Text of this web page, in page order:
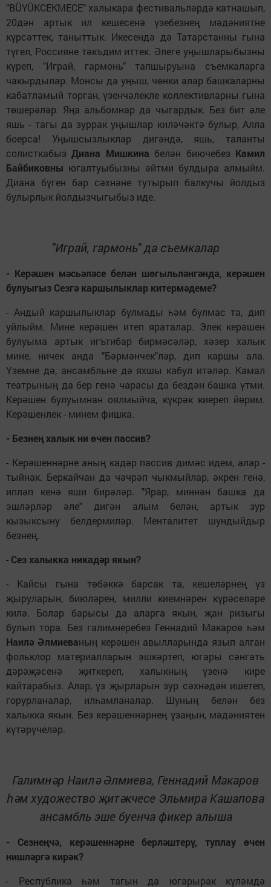
"BÜYÜKСEKMECE" халыкара фестивальләрдә катнашып,
20дән артык ил кешесенә үзебезнең мәдәниятне
күрсәттек, таныттык. Икесендә дә Татарстанны гына
түгел, Россияне тәкъдим иттек. Әлеге уңышларыбызны
күреп, "Играй, гармонь" тапшыруына съемкаларга
чакырдылар. Монсы да уңыш, чөнки алар башкаларны
кабатламый торган, үзенчәлекле коллективларны гына
төшерәләр. Яңа альбомнар да чыгардык. Без бит әле
яшь - тагы да зуррак уңышлар киләчәктә булыр, Алла
боерса! Уңышсызлыклар дигәндә, яшь, таланты
солисткабызДиана Мишкина белән биючебез Камил
Байбиковны югалтуыбызны әйтми булдыра алмыйм.
Диана бүген бар сәхнәне тутырып балкучы йолдыз
булырлык йолдызчыгыбыз иде.
"Играй, гармонь" да съемкалар
- Керәшен мәсьәләсе белән шөгыльләнгәндә, керәшен
булуыгыз Сезгә каршылыклар китермәдеме?
- Андый каршылыклар булмады һәм булмас та, дип
уйлыйм. Мине керәшен итеп яраталар. Элек керәшен
булуыма артык игътибар бирмәсәләр, хәзер халык
мине, ничек анда "Бәрмәнчек"ләр, дип каршы ала.
Үземне дә, ансамбльне дә яхшы кабул итәләр. Камал
театрының да бер генә чарасы да бездән башка үтми.
Керәшен булуымнан оялмыйча, күкрәк киереп йөрим.
Керәшенлек - минем фишка.
- Безнең халык ни өчен пассив?
- Керәшеннәрне аның кадәр пассив димәс идем, алар -
тыйнак. Беркайчан да чәчрәп чыкмыйлар, әкрен генә,
ипләп кенә яши бирәләр. "Ярар, миннән башка да
эшләрләр әле" дигән алым белән, артык зур
кызыксыну белдермиләр. Менталитет шундыйдыр
безнең.
- Сез халыкка никадәр якын?
- Кайсы гына төбәккә барсак та, кешеләрнең үз
җыруларын, биюләрен, милли киемнәрен күрәселәре
килә. Болар барысы да аларга якын, җан ризыгы
булып тора. Без галимнеребез Геннадий Макаров һәм
Наилә Әлмиеваның керәшен авылларында язып алган
фольклор материалларын эшкәртеп, югары сәнгать
дәрәҗәсенә җиткереп, халыкның үзенә кире
кайтарабыз. Алар, үз җырларын зур сәхнәдән ишетеп,
горурланалар, илһамланалар. Шуның белән без
халыкка якын. Без керәшеннәрнең үзаңын, мәдәниятен
күтәрүчеләр.
Галимнәр Наилә Әлмиева, Геннадий Макаров
һәм художество җитәкчесе Эльмира Кашапова
ансамбль эше буенча фикер алыша
- Сезнеңчә, керәшеннәрне берләштерү, туплау өчен
нишләргә кирәк?
- Республика һәм тагын да югарырак күләмдә